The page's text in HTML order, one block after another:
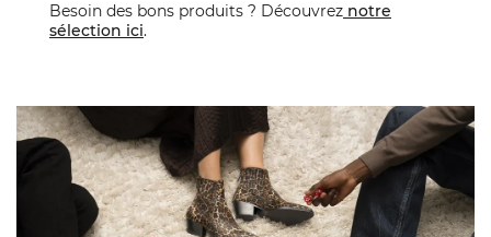
Besoin des bons produits ? Découvrez notre
sélection ici.